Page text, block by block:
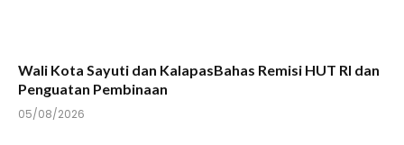
Wali Kota Sayuti dan KalapasBahas Remisi HUT RI dan
Penguatan Pembinaan
05/08/2026